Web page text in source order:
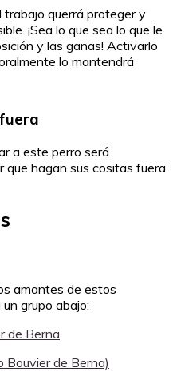
trabajo querrá proteger y
¡Sea lo que sea lo que le
y las ganas! Activarlo
lo mantendrá
a este perro será
que hagan sus cositas fuera
amantes de estos
grupo abajo:
de Berna
Bouvier de Berna)